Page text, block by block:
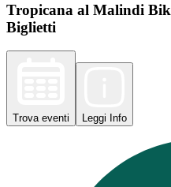
Tropicana al Malindi
Biglietti
Trova eventi Leggi Info